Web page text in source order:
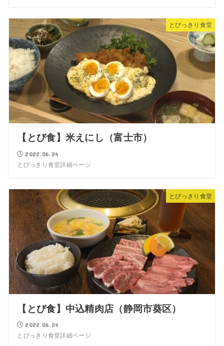
とびっきり食堂
【とび食】米えにし（富士市）
2022.06.24
とびっきり食堂詳細ページ
とびっきり食堂
【とび食】中込精肉店（静岡市葵区）
2022.06.24
とびっきり食堂詳細ページ